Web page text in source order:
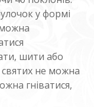
у формі
шити або
не можна
гніватися,